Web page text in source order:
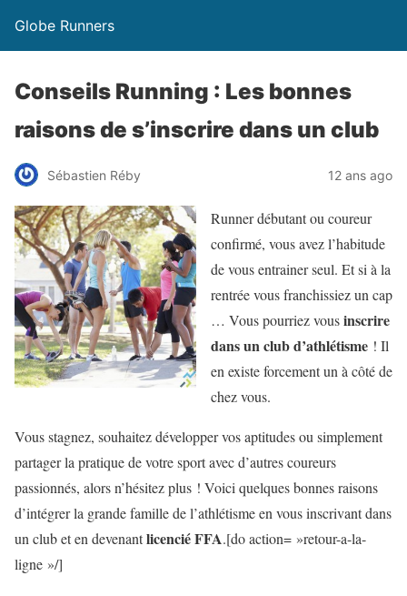
Globe Runners
Conseils Running : Les bonnes
raisons de s’inscrire dans un club
Sébastien Réby 12 ans ago
Runner débutant ou coureur
confirmé, vous avez l’habitude
de vous entrainer seul. Et si à la
rentrée vous franchissiez un cap
… Vous pourriez vousinscrire
dans un club d’athlétisme ! Il
en existe forcement un à côté de
chez vous.
Vous stagnez, souhaitez développer vos aptitudes ou simplement
partager la pratique de votre sport avec d’autres coureurs
passionnés, alors n’hésitez plus ! Voici quelques bonnes raisons
d’intégrer la grande famille de l’athlétisme en vous inscrivant dans
un club et en devenantlicencié FFA.[do action= »retour-a-la-
ligne »/]